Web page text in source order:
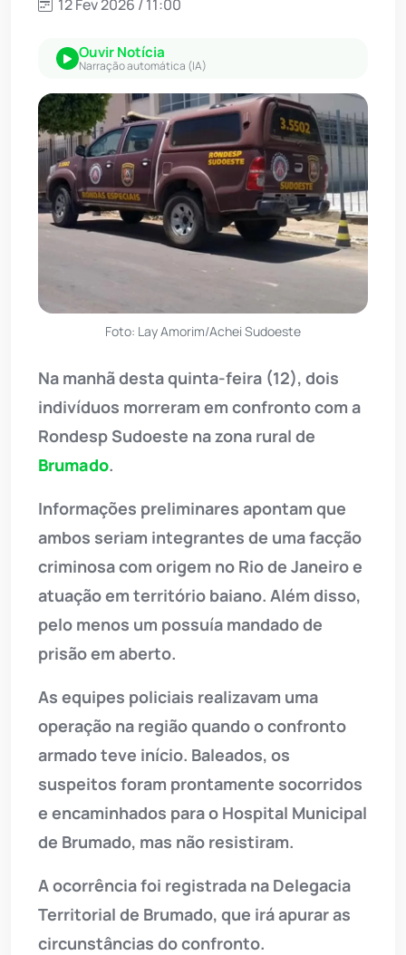
12 Fev 2026 / 11:00
Ouvir Notícia
Narração automática (IA)
Foto: Lay Amorim/Achei Sudoeste
Na manhã desta quinta-feira (12), dois
indivíduos morreram em confronto com a
Rondesp Sudoeste na zona rural de
Brumado.
Informações preliminares apontam que
ambos seriam integrantes de uma facção
criminosa com origem no Rio de Janeiro e
atuação em território baiano. Além disso,
pelo menos um possuía mandado de
prisão em aberto.
As equipes policiais realizavam uma
operação na região quando o confronto
armado teve início. Baleados, os
suspeitos foram prontamente socorridos
e encaminhados para o Hospital Municipal
de Brumado, mas não resistiram.
A ocorrência foi registrada na Delegacia
Territorial de Brumado, que irá apurar as
circunstâncias do confronto.